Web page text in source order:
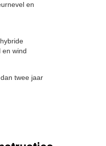
en
en wind
twee jaar